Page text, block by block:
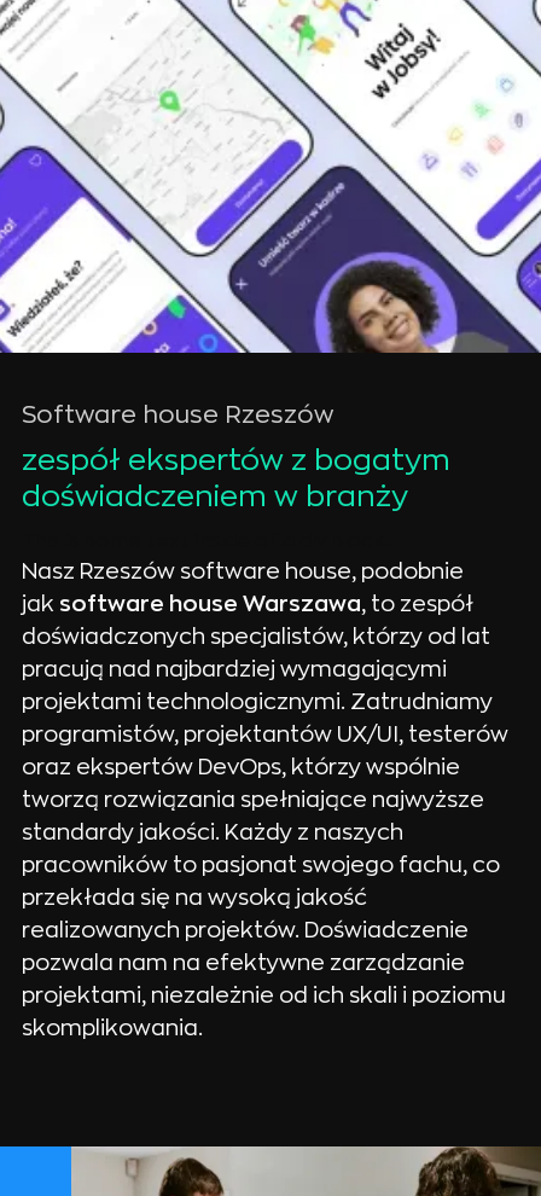
Software house Rzeszów
zespół ekspertów z bogatym
doświadczeniem w branży
Nasz Rzeszów software house, podobnie
jak software house Warszawa, to zespół
doświadczonych specjalistów, którzy od lat
pracują nad najbardziej wymagającymi
projektami technologicznymi. Zatrudniamy
programistów, projektantów UX/UI, testerów
oraz ekspertów DevOps, którzy wspólnie
tworzą rozwiązania spełniające najwyższe
standardy jakości. Każdy z naszych
pracowników to pasjonat swojego fachu, co
przekłada się na wysoką jakość
realizowanych projektów. Doświadczenie
pozwala nam na efektywne zarządzanie
projektami, niezależnie od ich skali i poziomu
skomplikowania.